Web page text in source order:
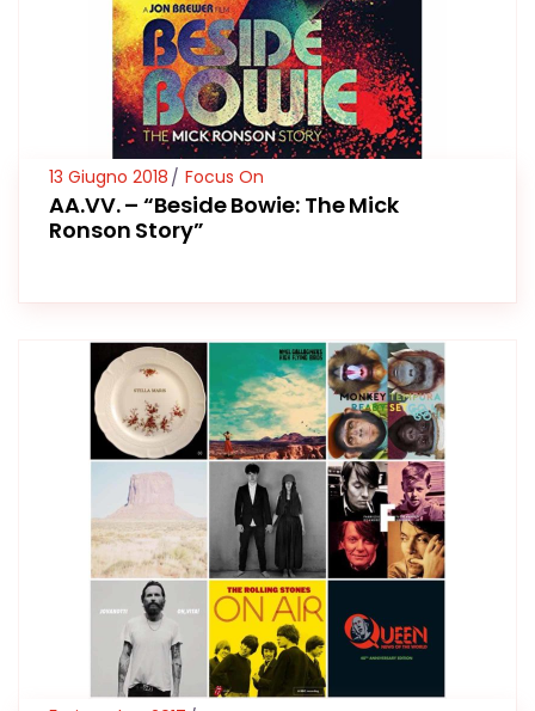
13 Giugno 2018 Focus On
AA.VV. – “Beside Bowie: The Mick
Ronson Story”